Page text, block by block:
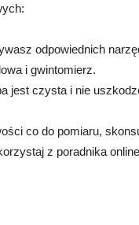
odpowiednich
i gwintomierz.
jest czysta i nie
co do pomiaru,
z poradnika